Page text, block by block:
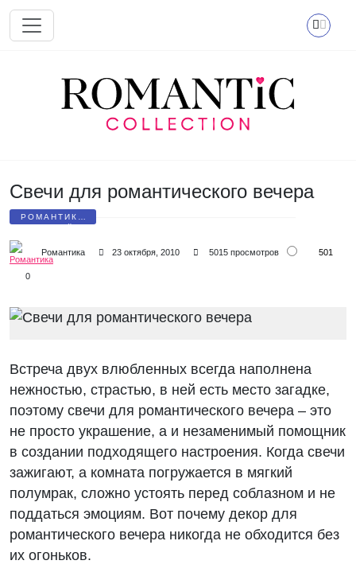
Перейти к основному содержанию
Свечи для романтического вечера
РОМАНТИКА
Романтика 23 октября, 2010 5015 просмотров 501
0
Встреча двух влюбленных всегда наполнена
нежностью, страстью, в ней есть место загадке,
поэтому свечи для романтического вечера – это
не просто украшение, а и незаменимый помощник
в создании подходящего настроения. Когда свечи
зажигают, а комната погружается в мягкий
полумрак, сложно устоять перед соблазном и не
поддаться эмоциям. Вот почему декор для
романтического вечера никогда не обходится без
их огоньков.